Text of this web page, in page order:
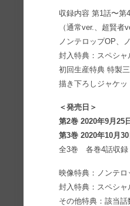
収録内容 第1話〜第
（通常ver.、超賢者
ノンテロップOP、
封入特典：スペシャ
初回生産特典 特製
描き下ろしジャケッ
＜発売日＞
第2巻 2020年9月25日
第3巻 2020年10月30
全3巻 各巻4話収録
映像特典：ノンテ
封入特典：スペシャ
その他特典：該当話